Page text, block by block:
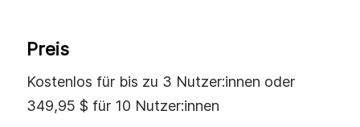
Preis
Kostenlos für bis zu 3 Nutzer:innen oder
349,95 $ für 10 Nutzer:innen